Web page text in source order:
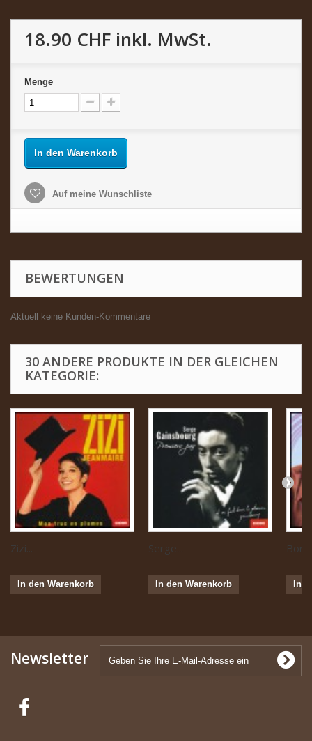
18.90 CHF inkl. MwSt.
Menge
In den Warenkorb
Auf meine Wunschliste
BEWERTUNGEN
Aktuell keine Kunden-Kommentare
30 ANDERE PRODUKTE IN DER GLEICHEN
KATEGORIE:
Zizi...
In den Warenkorb
Serge...
In den Warenkorb In
Newsletter